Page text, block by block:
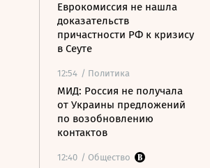
Еврокомиссия не нашла
доказательств
причастности РФ к кризису
в Сеуте
12:54 / Политика
МИД: Россия не получала
от Украины предложений
по возобновлению
контактов
12:40 / Общество